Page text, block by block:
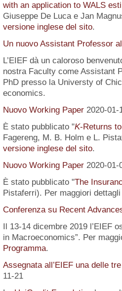
with an application to WALS
Giuseppe De Luca e Jan
versione inglese del sito.
Un nuovo Assistant Professor
L’EIEF dà un caloroso
nostra Faculty come Assistant
PhD presso la Universty of
economics.
Nuovo Working Paper 2020-01-
È stato pubblicato "K-Returns
Fagereng, M. B. Holm e L.
versione inglese del sito.
Nuovo Working Paper 2020-01-
È stato pubblicato "The
Pistaferri). Per maggiori
Conferenza su Recent
Il 13-14 dicembre 2019 l’EIEF
in Macroeconomics”. Per
Programma.
Assegnata all’EIEF una delle
11-21